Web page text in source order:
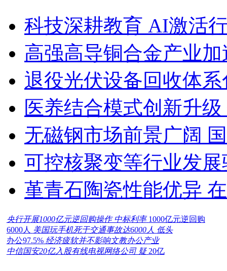
科技深耕教育 AI激活
高强高导铜合金产业
退役光伏设备回收体
医养结合模式创新升
无磁钢市场前景广阔
可控核聚变等行业发
堇青石陶瓷性能优异
央行开展1000亿元逆回购操作 中标利率 1000亿元逆回购
6000人 美国玩手机死于交通事故达6000人 低头
办公97.5% 经济疲软并不影响文教办公产业
中信国安20亿入股有线电视网络公司 疑 20亿